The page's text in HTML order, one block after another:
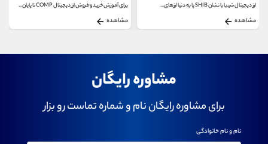
ارز دیجیتال شیبا با نشان SHIB پا به دنیا ارزهای...
مشاهده
برای آموزش خرید و فروش ارز دیجیتال COMP تا پایان...
مشاهده
مشاوره رایگان
برای مشاوره رایگان نام و شماره تماست رو بزار
نام و نام خانوادگی